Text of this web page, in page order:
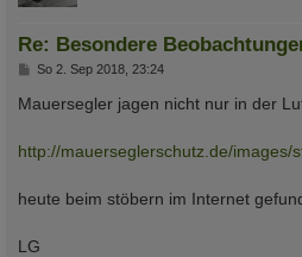
Re: Besondere
B
t
a
g
So 2. Sep 2018, 23:24
Mauersegler jagen nicht nur in der
http://mauerseglerschutz.de/images/
heute beim stöbern im Internet
LG